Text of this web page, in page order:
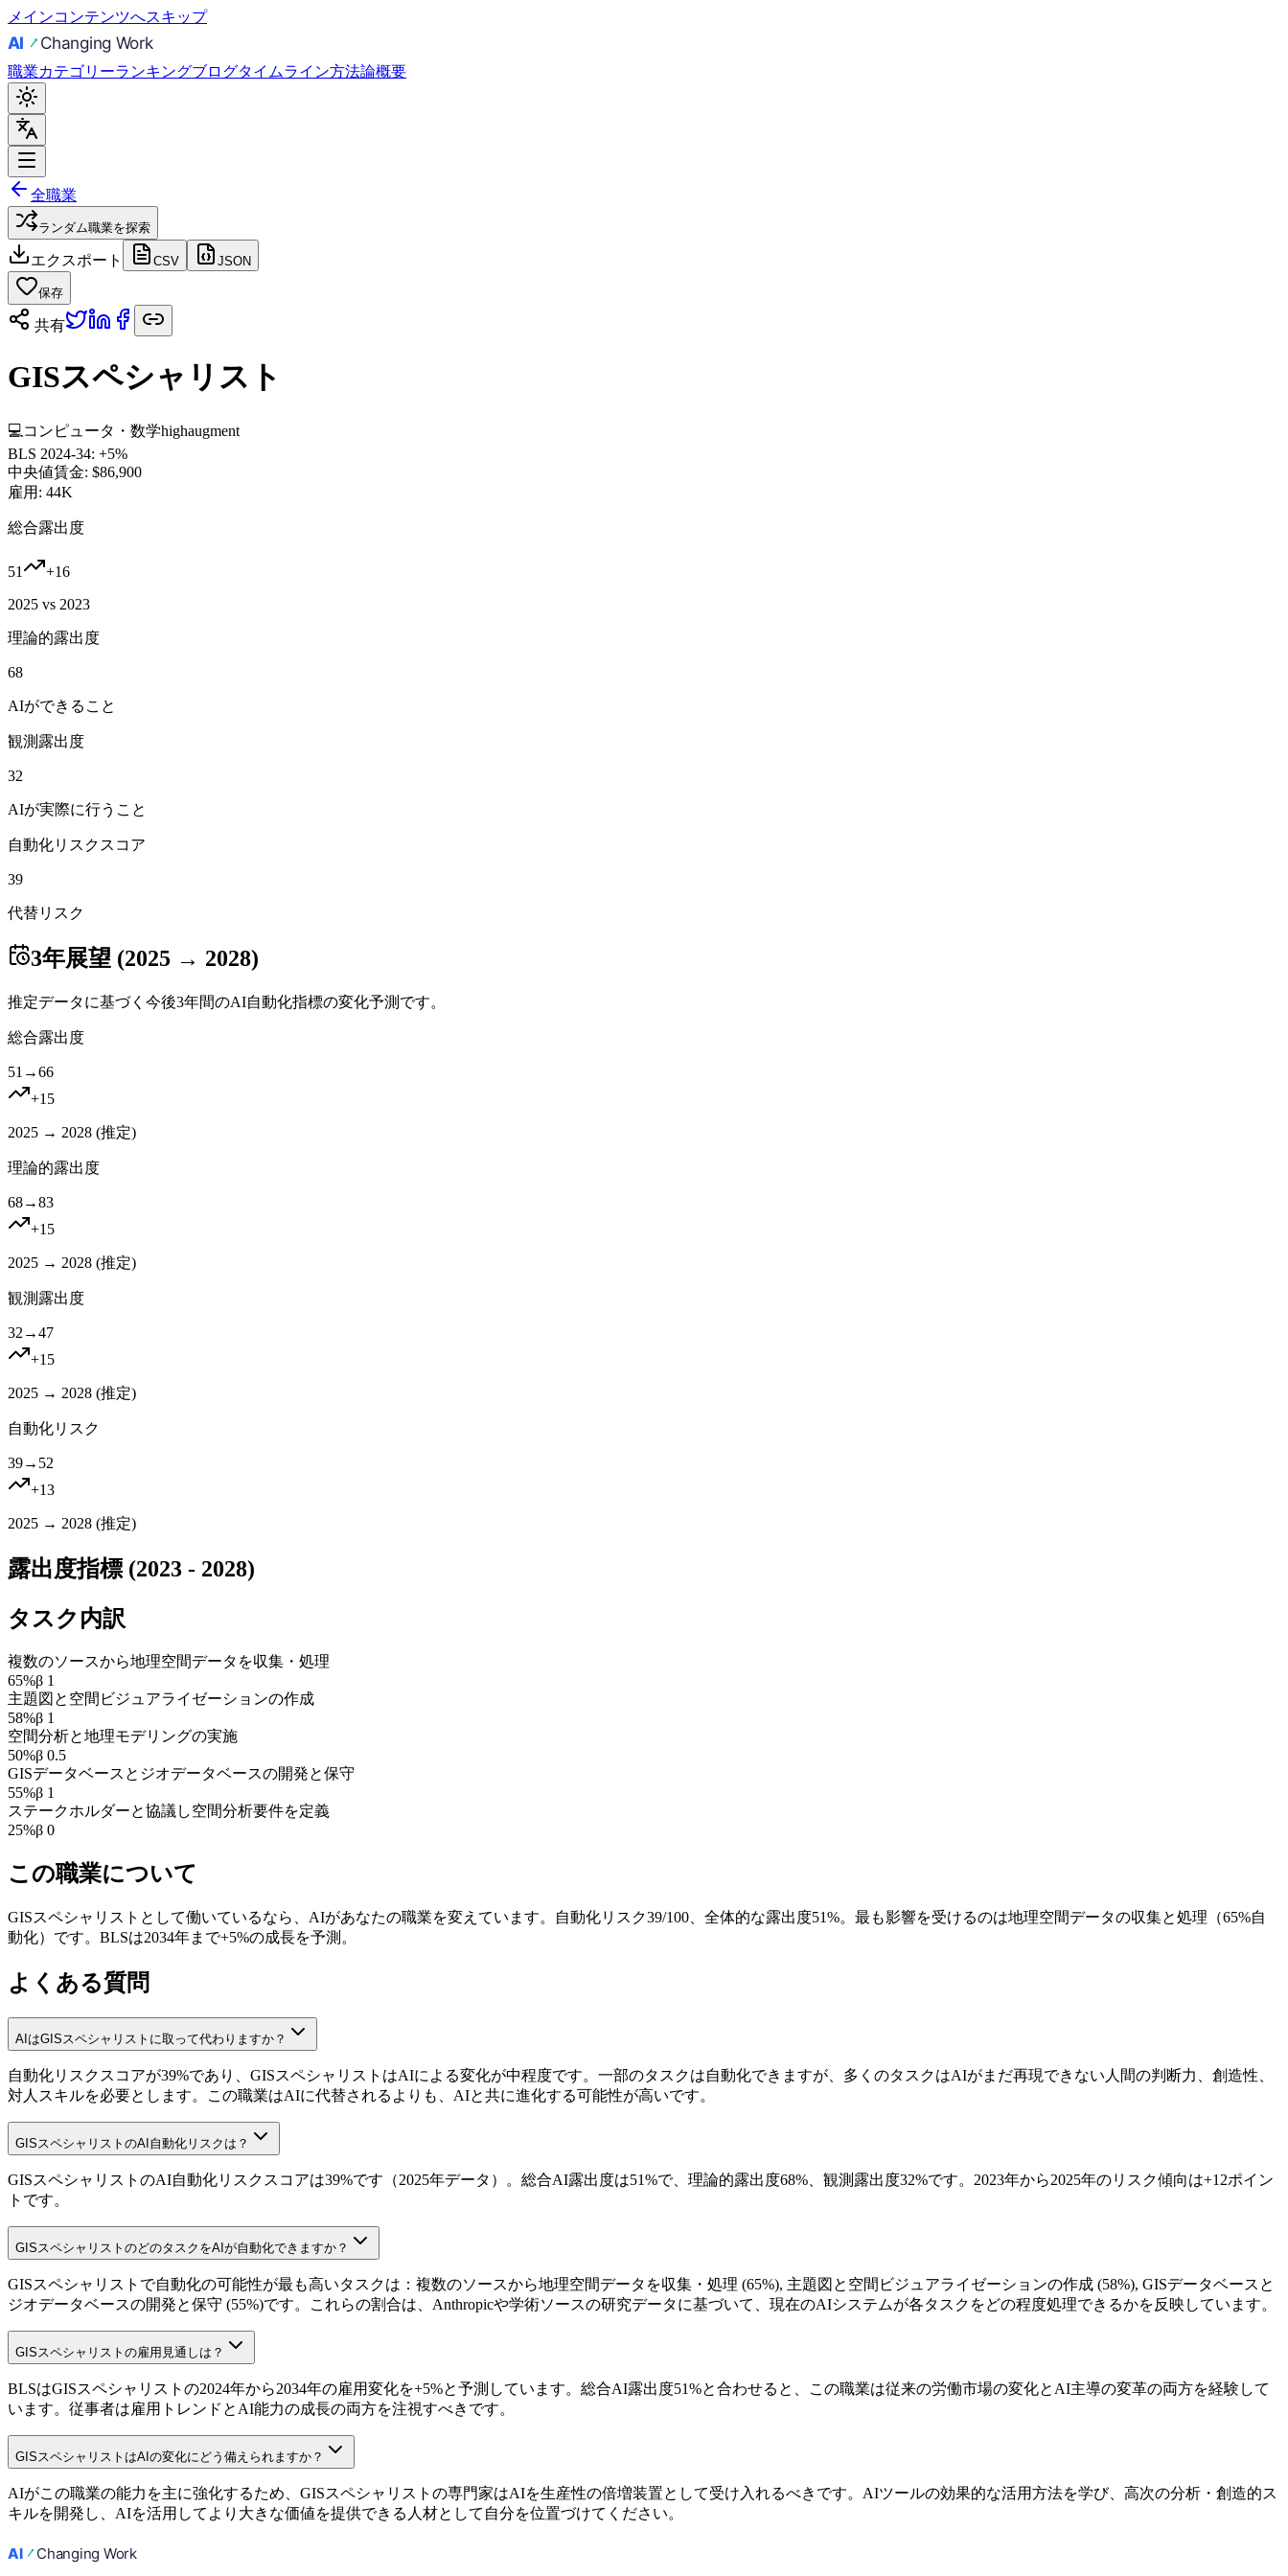
メインコンテンツへスキップ
職業カテゴリーランキングブログタイムライン方法論概要
全職業
ランダム職業を探索
エクスポート CSV JSON
保存
共有
GISスペシャリスト
💻 コンピュータ・数学highaugment
BLS 2024-34: +5%
中央値賃金: $86,900
雇用: 44K
総合露出度
51 +16
2025 vs 2023
理論的露出度
68
AIができること
観測露出度
32
AIが実際に行うこと
自動化リスクスコア
39
代替リスク
3年展望 (2025 → 2028)
推定データに基づく今後3年間のAI自動化指標の変化予測です。
総合露出度
51 →66
+15
2025 → 2028 (推定)
理論的露出度
68→83
+15
2025 → 2028 (推定)
観測露出度
32 →47
+15
2025 → 2028 (推定)
自動化リスク
39→ 52
+13
2025 → 2028 (推定)
露出度指標 (2023 - 2028)
タスク内訳
複数のソースから地理空間データを収集・処理
65%β 1
主題図と空間ビジュアライゼーションの作成
58%β 1
空間分析と地理モデリングの実施
50%β 0.5
GISデータベースとジオデータベースの開発と保守
55%β 1
ステークホルダーと協議し空間分析要件を定義
25%β 0
この職業について
GISスペシャリストとして働いているなら、AIがあなたの職業を変えています。自動化リスク39/100、全体的な露出度51%。最も影響を受けるのは地理空間データの収集と処理（65%自
動化）です。BLSは2034年まで+5%の成長を予測。
よくある質問
AIはGISスペシャリストに取って代わりますか？
自動化リスクスコアが39%であり、GISスペシャリストはAIによる変化が中程度です。一部のタスクは自動化できますが、多くのタスクはAIがまだ再現できない人間の判断力、創造性、
対人スキルを必要とします。この職業はAIに代替されるよりも、AIと共に進化する可能性が高いです。
GISスペシャリストのAI自動化リスクは？
GISスペシャリストのAI自動化リスクスコアは39%です（2025年データ）。総合AI露出度は51%で、理論的露出度68%、観測露出度32%です。2023年から2025年のリスク傾向は+12ポイン
トです。
GISスペシャリストのどのタスクをAIが自動化できますか？
GISスペシャリストで自動化の可能性が最も高いタスクは：複数のソースから地理空間データを収集・処理 (65%), 主題図と空間ビジュアライゼーションの作成 (58%), GISデータベースと
ジオデータベースの開発と保守 (55%)です。これらの割合は、Anthropicや学術ソースの研究データに基づいて、現在のAIシステムが各タスクをどの程度処理できるかを反映しています。
GISスペシャリストの雇用見通しは？
BLSはGISスペシャリストの2024年から2034年の雇用変化を+5%と予測しています。総合AI露出度51%と合わせると、この職業は従来の労働市場の変化とAI主導の変革の両方を経験して
います。従事者は雇用トレンドとAI能力の成長の両方を注視すべきです。
GISスペシャリストはAIの変化にどう備えられますか？
AIがこの職業の能力を主に強化するため、GISスペシャリストの専門家はAIを生産性の倍増装置として受け入れるべきです。AIツールの効果的な活用方法を学び、高次の分析・創造的ス
キルを開発し、AIを活用してより大きな価値を提供できる人材として自分を位置づけてください。